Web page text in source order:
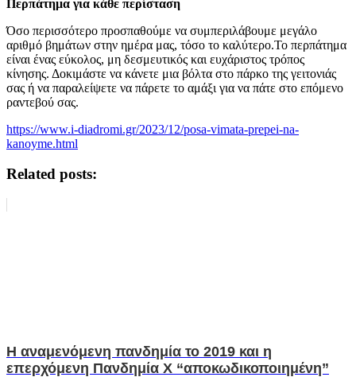
Περπάτημα για κάθε περίσταση
Όσο περισσότερο προσπαθούμε να συμπεριλάβουμε μεγάλο
αριθμό βημάτων στην ημέρα μας, τόσο το καλύτερο.Το περπάτημα
είναι ένας εύκολος, μη δεσμευτικός και ευχάριστος τρόπος
κίνησης. Δοκιμάστε να κάνετε μια βόλτα στο πάρκο της γειτονιάς
σας ή να παραλείψετε να πάρετε το αμάξι για να πάτε στο επόμενο
ραντεβού σας.
https://www.i-diadromi.gr/2023/12/posa-vimata-prepei-na-
kanoyme.html
Related posts:
H αναμενόμενη πανδημία το 2019 και η
επερχόμενη Πανδημία Χ “αποκωδικοποιημένη”